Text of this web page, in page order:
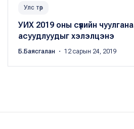
Улс төр
УИХ 2019 оны сүүлийн
асуудлуудыг хэлэлцэнэ
Б.Баясгалан ・ 12 сарын 24, 2019